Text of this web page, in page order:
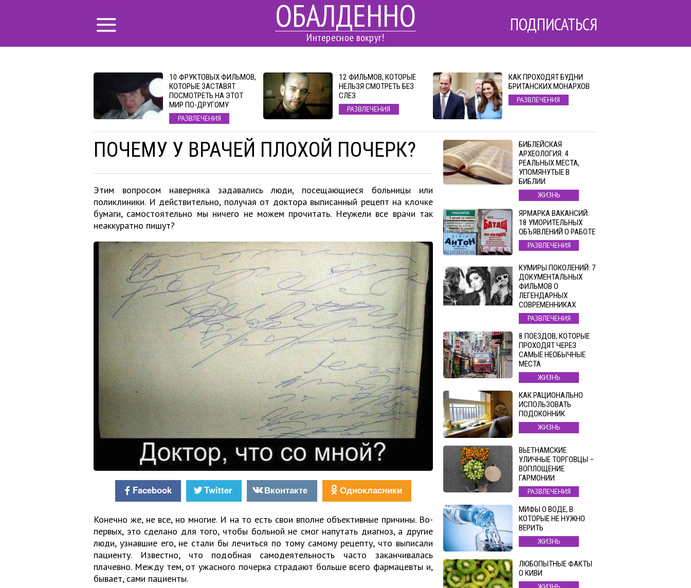
ОБАЛДЕННО
Интересное вокруг!
ПОДПИСАТЬСЯ
10 ФРУКТОВЫХ ФИЛЬМОВ,
КОТОРЫЕ ЗАСТАВЯТ
ПОСМОТРЕТЬ НА ЭТОТ
МИР ПО-ДРУГОМУ
РАЗВЛЕЧЕНИЯ
12 ФИЛЬМОВ, КОТОРЫЕ
НЕЛЬЗЯ СМОТРЕТЬ БЕЗ
СЛЕЗ
РАЗВЛЕЧЕНИЯ
КАК ПРОХОДЯТ БУДНИ
БРИТАНСКИХ МОНАРХОВ
РАЗВЛЕЧЕНИЯ
ПОЧЕМУ У ВРАЧЕЙ ПЛОХОЙ ПОЧЕРК?
Этим вопросом наверняка задавались люди, посещающиеся больницы или
поликлиники. И действительно, получая от доктора выписанный рецепт на клочке
бумаги, самостоятельно мы ничего не можем прочитать. Неужели все врачи так
неаккуратно пишут?
Facebook Twitter Вконтакте Однокласники
Конечно же, не все, но многие. И на то есть свои вполне объективные причины. Во-
первых, это сделано для того, чтобы больной не смог напутать диагноз, а другие
люди, узнавшие его, не стали бы лечиться по тому самому рецепту, что выписали
пациенту. Известно, что подобная самодеятельность часто заканчивалась
плачевно. Между тем, от ужасного почерка страдают больше всего фармацевты и,
бывает, сами пациенты.
БИБЛЕЙСКАЯ
АРХЕОЛОГИЯ: 4
РЕАЛЬНЫХ МЕСТА,
УПОМЯНУТЫЕ В
БИБЛИИ
ЖИЗНЬ
ЯРМАРКА ВАКАНСИЙ:
18 УМОРИТЕЛЬНЫХ
ОБЪЯВЛЕНИЙ О РАБОТЕ
РАЗВЛЕЧЕНИЯ
КУМИРЫ ПОКОЛЕНИЙ: 7
ДОКУМЕНТАЛЬНЫХ
ФИЛЬМОВ О
ЛЕГЕНДАРНЫХ
СОВРЕМЕННИКАХ
РАЗВЛЕЧЕНИЯ
8 ПОЕЗДОВ, КОТОРЫЕ
ПРОХОДЯТ ЧЕРЕЗ
САМЫЕ НЕОБЫЧНЫЕ
МЕСТА
ЖИЗНЬ
КАК РАЦИОНАЛЬНО
ИСПОЛЬЗОВАТЬ
ПОДОКОННИК
ЖИЗНЬ
ВЬЕТНАМСКИЕ
УЛИЧНЫЕ ТОРГОВЦЫ –
ВОПЛОЩЕНИЕ
ГАРМОНИИ
РАЗВЛЕЧЕНИЯ
МИФЫ О ВОДЕ, В
КОТОРЫЕ НЕ НУЖНО
ВЕРИТЬ
ЖИЗНЬ
ЛЮБОПЫТНЫЕ ФАКТЫ
О КИВИ